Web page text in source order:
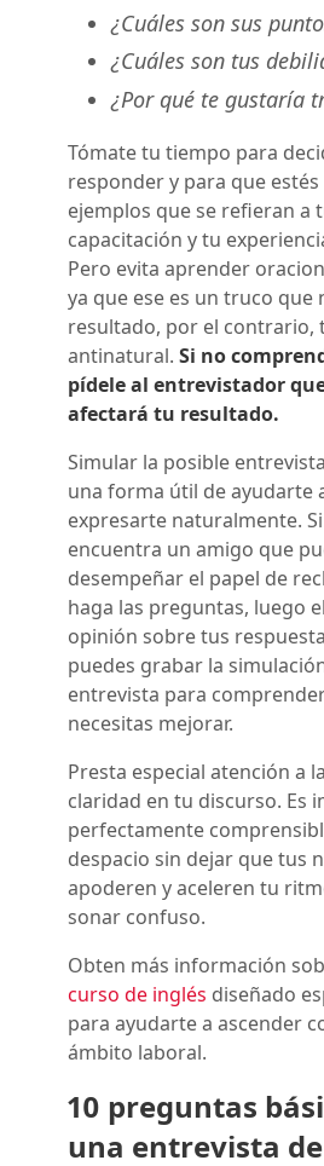
¿Cuáles son sus
¿Cuáles son tus
¿Por qué te gustaría
Tómate tu tiempo para
responder y para que
ejemplos que se refieran a
capacitación y tu
Pero evita aprender
ya que ese es un truco que
resultado, por el contrario,
antinatural. Si no
pídele al entrevistador
afectará tu resultado.
Simular la posible
una forma útil de ayudarte
expresarte naturalmente.
encuentra un amigo que
desempeñar el papel de
haga las preguntas, luego
opinión sobre tus
puedes grabar la
entrevista para
necesitas mejorar.
Presta especial atención a
claridad en tu discurso. Es
perfectamente
despacio sin dejar que tus
apoderen y aceleren tu
sonar confuso.
Obten más información
curso de inglés diseñado
para ayudarte a ascender
ámbito laboral.
10 preguntas
una entrevista